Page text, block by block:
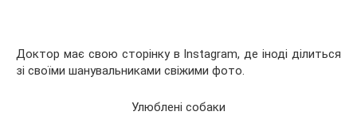
Доктор має свою сторінку в Instagram, де іноді ділиться
зі своїми шанувальниками свіжими фото.
Улюблені собаки